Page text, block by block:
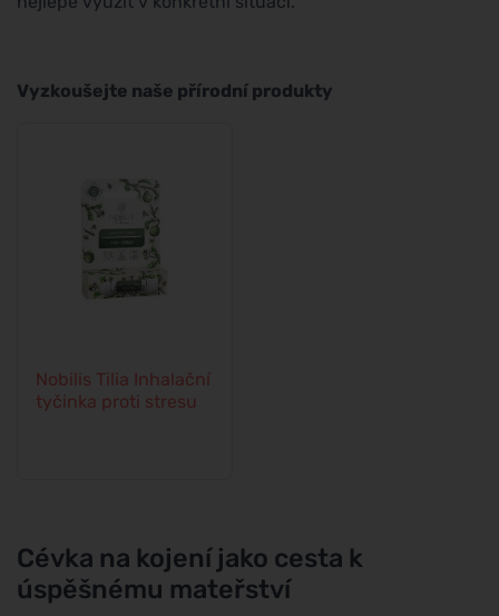
Vyzkoušejte naše přírodní produkty
Nobilis Tilia Inhalační
tyčinka proti stresu
Cévka na kojení jako cesta k
úspěšnému mateřství